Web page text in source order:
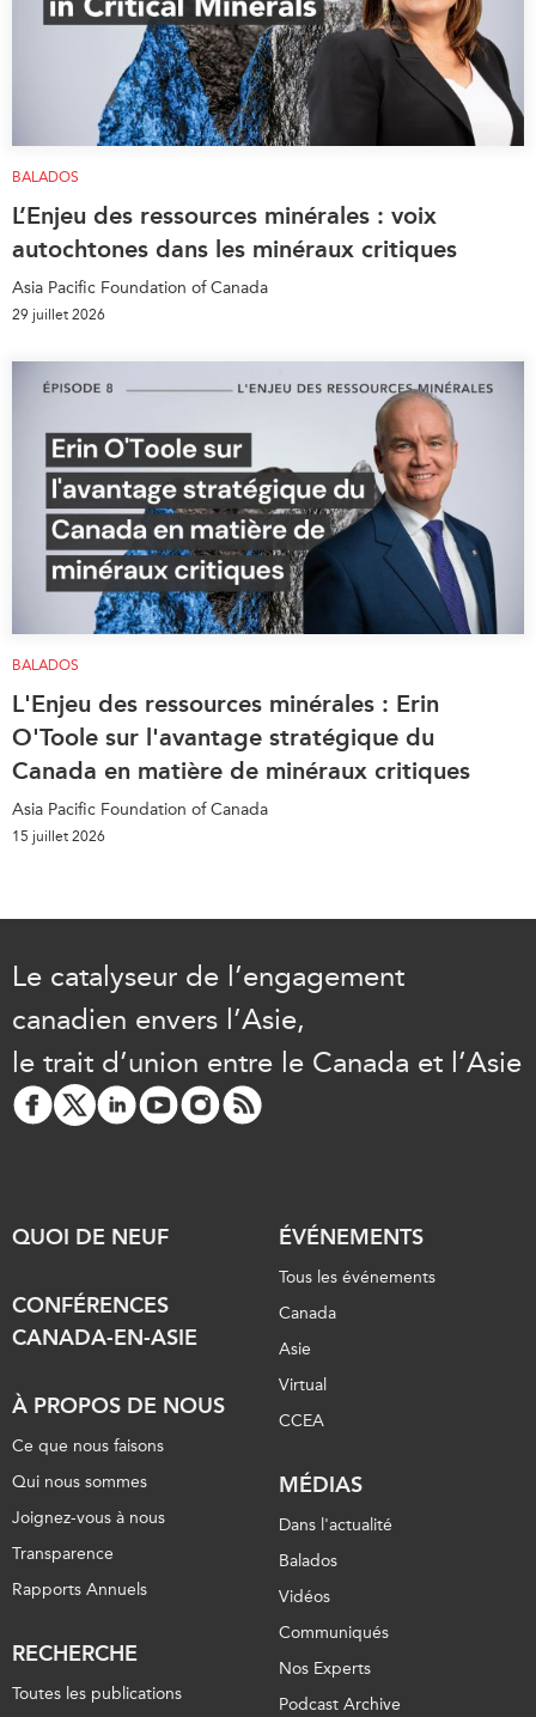
BALADOS
L’Enjeu des ressources minérales : voix
autochtones dans les minéraux critiques
Asia Pacific Foundation of Canada
29 juillet 2026
BALADOS
L'Enjeu des ressources minérales : Erin
O'Toole sur l'avantage stratégique du
Canada en matière de minéraux critiques
Asia Pacific Foundation of Canada
15 juillet 2026
Le catalyseur de l’engagement
canadien envers l’Asie,
le trait d’union entre le Canada et l’Asie
QUOI DE NEUF
CONFÉRENCES
CANADA-EN-ASIE
À PROPOS DE NOUS
Ce que nous faisons
Qui nous sommes
Joignez-vous à nous
Transparence
Rapports Annuels
RECHERCHE
Toutes les publications
ÉVÉNEMENTS
Tous les événements
Canada
Asie
Virtual
CCEA
MÉDIAS
Dans l'actualité
Balados
Vidéos
Communiqués
Nos Experts
Podcast Archive